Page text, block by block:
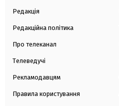
Редакція
Редакційна політика
Про телеканал
Телеведучі
Рекламодавцям
Правила користування